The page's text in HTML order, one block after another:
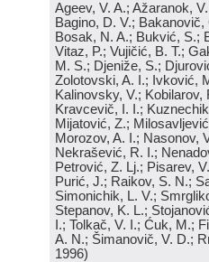
Ageev, V. A.; Ažaranok,
Bagino, D. V.;
Bosak, N. A.; Bukvić, S.;
Vitaz, P.; Vujičić, B. T.;
M. S.; Djeniže, S.;
Zolotovski, A. I.; Ivković,
Kalinovsky, V.;
Kravcevič, I. I.;
Mijatović, Z.;
Morozov, A. I.; Nasonov,
Nekrašević, R. I.;
Petrović, Z. Lj.; Pisarev,
Purić, J.; Raikov, S. N.;
Simonichik, L. V.;
Stepanov, K. L.;
I.; Tolkač, V. I.; Ćuk, M.;
A. N.; Šimanovič, V. D.;
1996)